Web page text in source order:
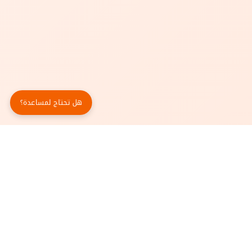
هل تحتاج لمساعدة؟